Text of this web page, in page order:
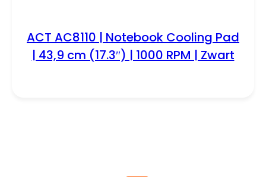
ACT AC8110 | Notebook Cooling Pad
| 43,9 cm (17.3″) | 1000 RPM | Zwart